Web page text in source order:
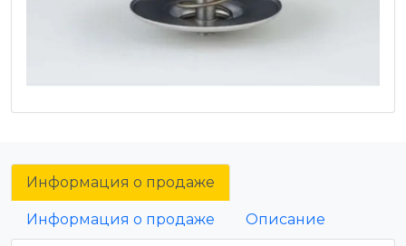
Информация о продаже
Информация о продаже Описание